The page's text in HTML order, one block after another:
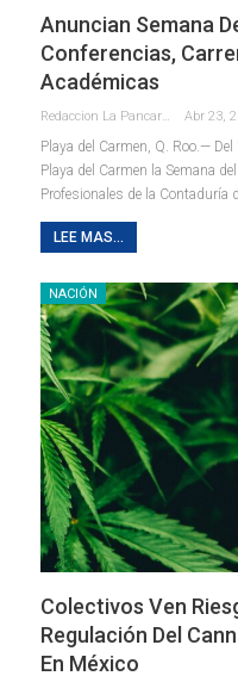
Anuncian Semana
Conferencias,
Académicas
Redaccion La Pancarta De Quintana Roo Abr 23,
Playa del Carmen, Q. Roo.—
Playa del Carmen la Semana
Profesionales de la Contaduría
LEE MAS...
NACIÓN
Colectivos Ven
Regulación Del
En México